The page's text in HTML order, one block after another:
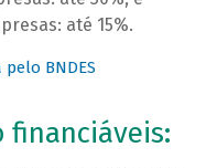
até 15%.
BNDES
financiáveis: